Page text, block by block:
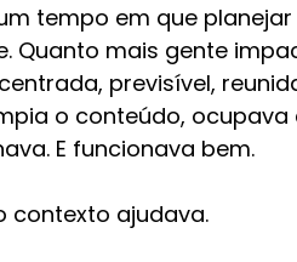
tempo em que
Quanto mais gente
previsível,
o conteúdo,
E funcionava bem.
contexto ajudava.